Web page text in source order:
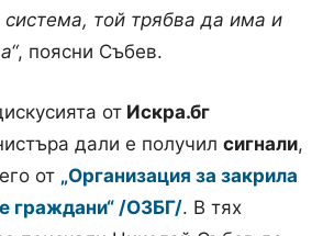
система, той трябва да има и
, поясни Събев.
от Искра.бг
дали е получил сигнали,
от „Организация за закрила
граждани“ /ОЗБГ/. В тях